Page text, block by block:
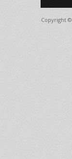
Copyright ©